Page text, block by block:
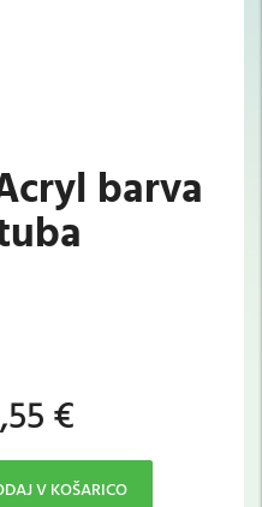
barva
€
V KOŠARICO